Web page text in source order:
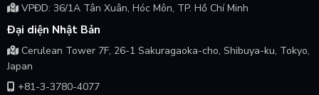
VPĐD: 36/1A Tân Xuân, Hóc Môn, TP. Hồ Chí Minh
Đại diện Nhật Bản
Cerulean Tower 7F, 26-1 Sakuragaoka-cho, Shibuya-ku, Tokyo,
Japan
+81-3-3780-4077